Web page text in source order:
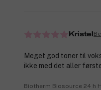
Kristel
Meget god toner til
ikke med det aller
Biotherm Biosource 24 h